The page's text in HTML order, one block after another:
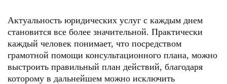
Актуальность юридических услуг с каждым днем
становится все более значительной. Практически
каждый человек понимает, что посредством
грамотной помощи консультационного плана, можно
выстроить правильный план действий, благодаря
которому в дальнейшем можно исключить